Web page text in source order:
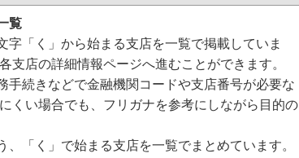
覧
「く」から始まる支店を一覧で掲載していま
店の詳細情報ページへ進むことができます。
続きなどで金融機関コードや支店番号が必要な
くい場合でも、フリガナを参考にしながら目的の
「く」で始まる支店を一覧でまとめています。